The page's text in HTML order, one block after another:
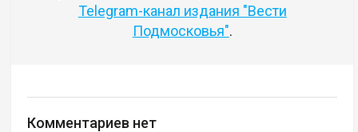
Telegram-канал издания "Вести
Подмосковья".
Комментариев нет